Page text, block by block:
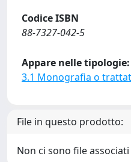
Codice ISBN
88-7327-042-5
Appare nelle tipologie:
3.1 Monografia o
File in questo prodotto:
Non ci sono file